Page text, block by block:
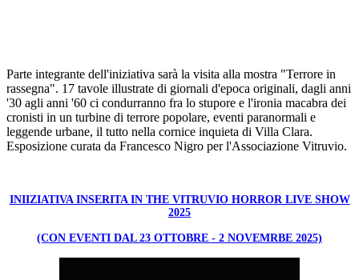
Parte integrante dell'iniziativa sarà la visita alla mostra "Terrore in
rassegna". 17 tavole illustrate di giornali d'epoca originali, dagli anni
'30 agli anni '60 ci condurranno fra lo stupore e l'ironia macabra dei
cronisti in un turbine di terrore popolare, eventi paranormali e
leggende urbane, il tutto nella cornice inquieta di Villa Clara.
Esposizione curata da Francesco Nigro per l'Associazione Vitruvio.
INIIZIATIVA INSERITA IN THE VITRUVIO HORROR LIVE SHOW
2025
(CON EVENTI DAL 23 OTTOBRE - 2 NOVEMRBE 2025)